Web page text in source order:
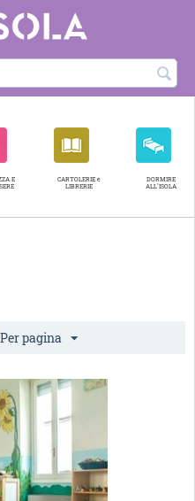
E
CARTOLERIE e
LIBRERIE
DORMIRE
ALL'ISOLA
pagina